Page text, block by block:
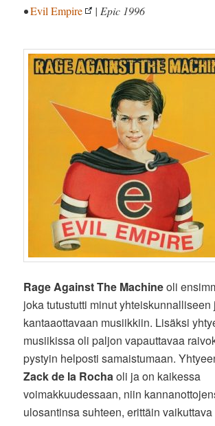
•Evil Empire | Epic 1996
Rage Against The Machineoli
joka tutustutti minut yhteiskunnalliseen
kantaaottavaan musiikkiin. Lisäksi
musiikissa oli paljon vapauttavaa
pystyin helposti samaistumaan.
Zack de la Rochaoli ja on kaikessa
voimakkuudessaan, niin
ulosantinsa suhteen, erittäin vaikuttava